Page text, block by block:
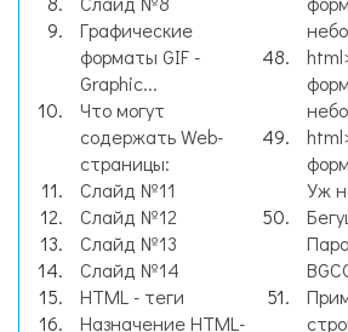
Графические
форматы GIF -
Graphic...
Что могут
содержать Web-
страницы:
Слайд №11
Слайд №12
Слайд №13
Слайд №14
HTML - теги
Назначение HTML-
Уж